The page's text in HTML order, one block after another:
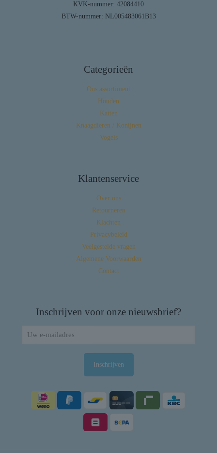
KVK-nummer: 42084410
BTW-nummer: NL005483061B13
Categorieën
Ons assortiment
Honden
Katten
Knaagdieren / Konijnen
Vogels
Klantenservice
Over ons
Retourneren
Klachten
Privacybeleid
Veelgestelde vragen
Algemene Voorwaarden
Contact
Inschrijven voor onze nieuwsbrief?